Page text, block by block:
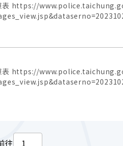
照表 https://
照表 https://
往